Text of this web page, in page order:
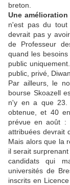
breton.
Une
n'est pas du tout
devrait pas y
de Professeur
quand les
public
public, privé,
Par ailleurs, le
bourse Skoazell
n'y en a que 23.
obtenue, et 40
prévue en août :
attribuées devrait
Mais alors que la
il serait
candidats qui
universités de
inscrits en